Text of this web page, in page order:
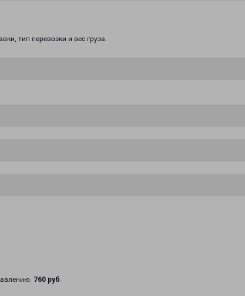
тип перевозки и вес груза.
760 руб.